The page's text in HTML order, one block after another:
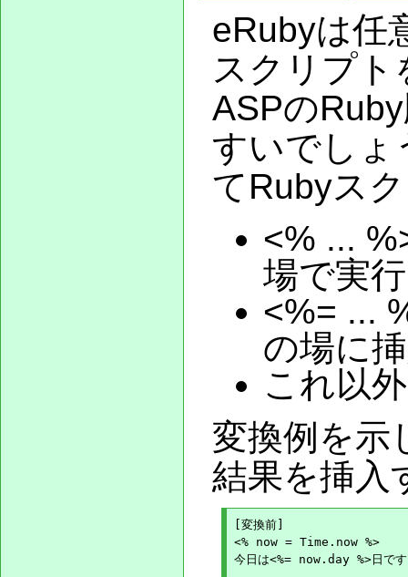
eRubyは任
スクリプト
ASPの
すいでしょ
てRubyス
<% ...
場で実行
<%= ...
の場に
これ以
変換例を示
結果を挿入
[変換前]
<% now = Time.now %>
今日は<%= now.day %>日で